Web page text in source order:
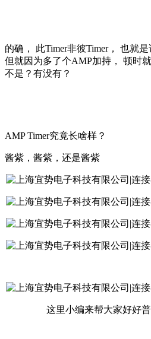
的确， 此Timer非彼Timer， 也就
但就因为多了个AMP加持， 顿时
不是？有没有？
AMP Timer究竟长啥样？
酱紫，酱紫，还是酱紫
这里小编来帮大家好好